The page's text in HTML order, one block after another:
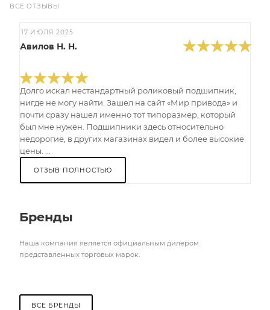
ВСЕ ОТЗЫВЫ
17 ИЮЛЯ 2025
Авилов Н. Н.
Долго искал нестандартный роликовый подшипник,
нигде не могу найти. Зашел на сайт «Мир привода» и
почти сразу нашел именно тот типоразмер, который
был мне нужен. Подшипники здесь относительно
недорогие, в других магазинах видел и более высокие
цены. ...
ОТЗЫВ ПОЛНОСТЬЮ
Бренды
Наша компания является официальным дилером
представленных торговых марок.
ВСЕ БРЕНДЫ